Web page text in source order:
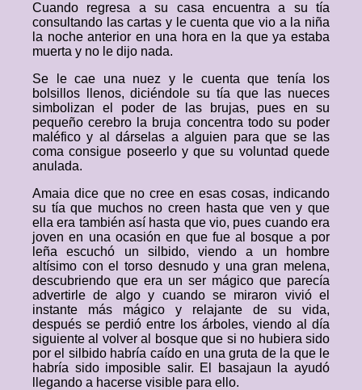
Cuando regresa a su casa encuentra a su tía
consultando las cartas y le cuenta que vio a la niña
la noche anterior en una hora en la que ya estaba
muerta y no le dijo nada.
Se le cae una nuez y le cuenta que tenía los
bolsillos llenos, diciéndole su tía que las nueces
simbolizan el poder de las brujas, pues en su
pequeño cerebro la bruja concentra todo su poder
maléfico y al dárselas a alguien para que se las
coma consigue poseerlo y que su voluntad quede
anulada.
Amaia dice que no cree en esas cosas, indicando
su tía que muchos no creen hasta que ven y que
ella era también así hasta que vio, pues cuando era
joven en una ocasión en que fue al bosque a por
leña escuchó un silbido, viendo a un hombre
altísimo con el torso desnudo y una gran melena,
descubriendo que era un ser mágico que parecía
advertirle de algo y cuando se miraron vivió el
instante más mágico y relajante de su vida,
después se perdió entre los árboles, viendo al día
siguiente al volver al bosque que si no hubiera sido
por el silbido habría caído en una gruta de la que le
habría sido imposible salir. El basajaun la ayudó
llegando a hacerse visible para ello.